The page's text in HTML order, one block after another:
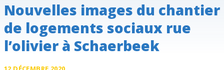
Nouvelles images du chantier
de logements sociaux rue
l’olivier à Schaerbeek